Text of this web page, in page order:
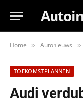
Home » Autonieuws »
TOEKOMSTPLANNEN
Audi